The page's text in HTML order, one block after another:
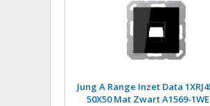
Jung A Range Inzet Data
50X50 Mat Zwart A1569-